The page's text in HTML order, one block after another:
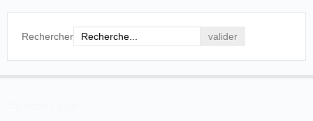
Rechercher